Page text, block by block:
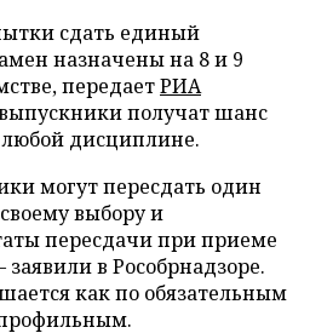
сдать единый
назначены на 8 и 9
передаетРИА
получат шанс
дисциплине.
могут пересдать один
выбору и
пересдачи при приеме
заявили в Рособрнадзоре.
как по обязательным